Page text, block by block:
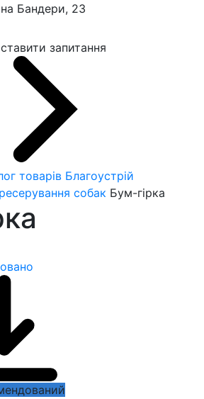
Бандери, 23
запитання
товарів Благоустрій
собак Бум-гірка